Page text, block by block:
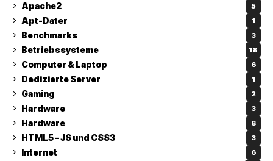
Apache2 5
Apt-Dater 1
Benchmarks 3
Betriebssysteme 18
Computer & Laptop 6
Dedizierte Server 1
Gaming 2
Hardware 3
Hardware 8
HTML5 – JS und CSS3 3
Internet 6